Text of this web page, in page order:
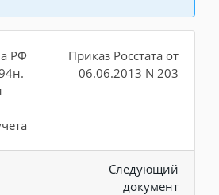
РФ
Приказ Росстата от
06.06.2013 N 203
Следующий
документ